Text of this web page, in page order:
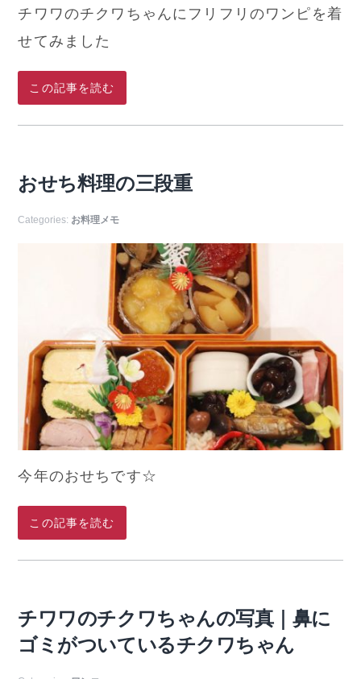
チワワのチクワちゃんにフリフリのワンピを着
せてみました
この記事を読む
おせち料理の三段重
Categories: お料理メモ
今年のおせちです☆
この記事を読む
チワワのチクワちゃんの写真｜鼻に
ゴミがついているチクワちゃん